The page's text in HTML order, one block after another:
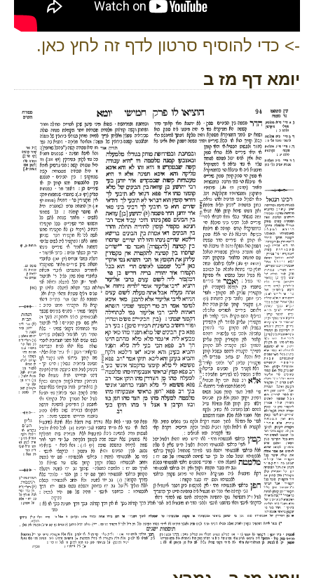
-> כדי להוסיף סרטון לדף זה לחץ כאן.
יומא דף מז ב